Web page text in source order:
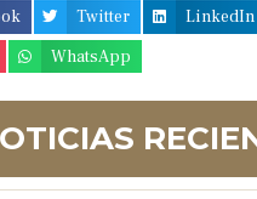
Twitter LinkedIn
WhatsApp